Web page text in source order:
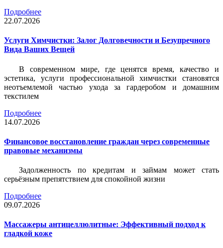
Подробнее
22.07.2026
Услуги Химчистки: Залог Долговечности и Безупречного
Вида Ваших Вещей
В современном мире, где ценятся время, качество и
эстетика, услуги профессиональной химчистки становятся
неотъемлемой частью ухода за гардеробом и домашним
текстилем
Подробнее
14.07.2026
Финансовое восстановление граждан через современные
правовые механизмы
Задолженность по кредитам и займам может стать
серьёзным препятствием для спокойной жизни
Подробнее
09.07.2026
Массажеры антицеллюлитные: Эффективный подход к
гладкой коже